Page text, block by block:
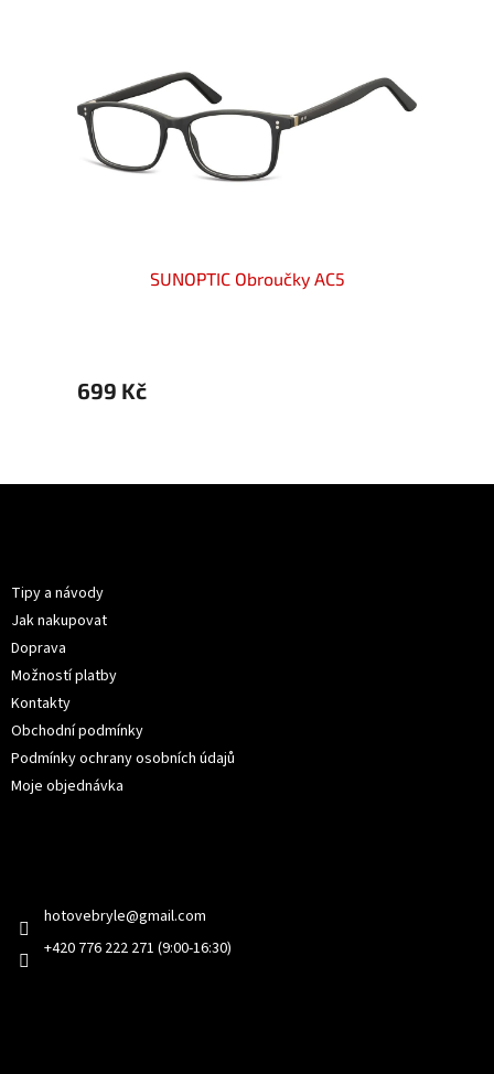
SUNOPTIC Obroučky AC5
699 Kč
Tipy a návody
Jak nakupovat
Doprava
Možností platby
Kontakty
Obchodní podmínky
Podmínky ochrany osobních údajů
Moje objednávka
hotovebryle@gmail.com
+420 776 222 271 (9:00-16:30)